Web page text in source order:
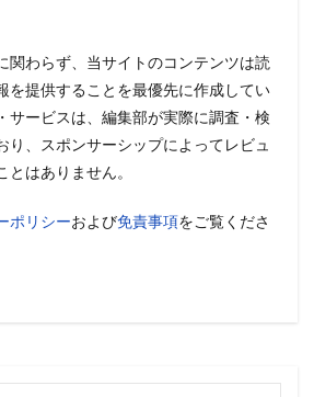
関わらず、当サイトのコンテンツは読
を提供することを最優先に作成してい
サービスは、編集部が実際に調査・検
り、スポンサーシップによってレビュ
はありません。
ポリシーおよび免責事項をご覧くださ